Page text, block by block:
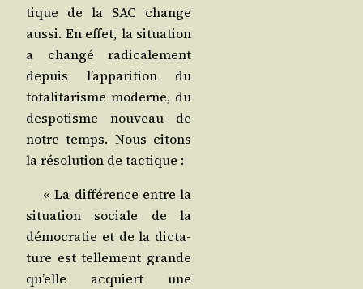
tique de la SAC change
aus­si. En effet, la situa­tion
a chan­gé radi­ca­le­ment
depuis l’ap­pa­ri­tion du
tota­li­ta­risme moderne, du
des­po­tisme nou­veau de
notre temps. Nous citons
la réso­lu­tion de tactique :
« La dif­fé­rence entre la
situa­tion sociale de la
démo­cra­tie et de la dic­ta­
ture est tel­le­ment grande
qu’elle acquiert une